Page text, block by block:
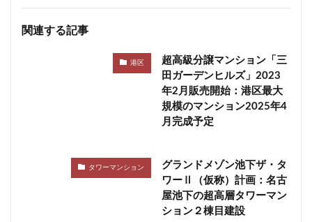
関連する記事
港区
超高級分譲マンション「三
田ガーデンヒルズ」2023
年2月販売開始：港区最大
規模のマンション2025年4
月完成予定
タワーマンション
グランドメゾン池下ザ・タ
ワーⅡ（仮称）計画：名古
屋池下の超高層タワーマン
ション２棟目建設